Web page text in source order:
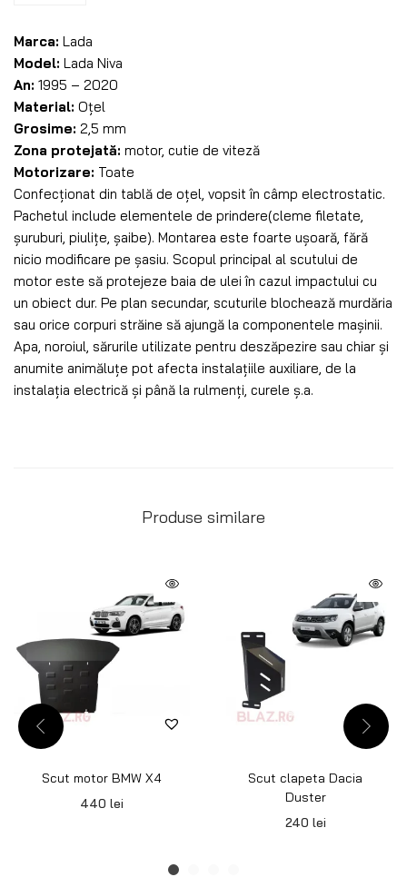
Marca: Lada
Model: Lada Niva
An: 1995 – 2020
Material: Oțel
Grosime: 2,5 mm
Zona protejată: motor, cutie de viteză
Motorizare: Toate
Confecționat din tablă de oțel, vopsit în câmp electrostatic.
Pachetul include elementele de prindere(cleme filetate,
șuruburi, piulițe, șaibe). Montarea este foarte ușoară, fără
nicio modificare pe șasiu. Scopul principal al scutului de
motor este să protejeze baia de ulei în cazul impactului cu
un obiect dur. Pe plan secundar, scuturile blochează murdăria
sau orice corpuri străine să ajungă la componentele mașinii.
Apa, noroiul, sărurile utilizate pentru deszăpezire sau chiar și
anumite animăluțe pot afecta instalațiile auxiliare, de la
instalația electrică și până la rulmenți, curele ș.a.
Produse similare
Scut motor BMW X4
440 lei
Scut clapeta Dacia
Duster
240 lei